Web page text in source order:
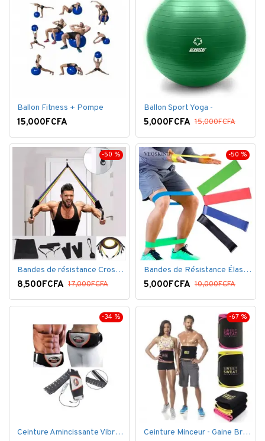
Ballon Fitness + Pompe
15,000FCFA
Ballon Sport Yoga -
5,000FCFA 15,000FCFA
-50 %
Bandes de résistance Crossfit pour la remise en forme - 11 pièces/ensemble - Élastique- Caoutchouc
8,500FCFA 17,000FCFA
-50 %
Bandes de Résistance Élastique Latex pour Salle de Gym, Exercice, Yoga, Pilâtes, Kinésithérapie, Rééducation
5,000FCFA 10,000FCFA
-34 %
Ceinture Amincissante Vibro - Noir
-67 %
Ceinture Minceur - Gaine Brûlante - Ventre plat